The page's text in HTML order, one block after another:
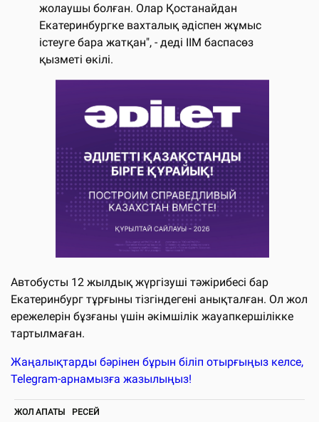
жолаушы болған. Олар Қостанайдан
Екатеринбургке вахталық әдіспен жұмыс
істеуге бара жатқан", - деді ІІМ баспасөз
қызметі өкілі.
Автобусты 12 жылдық жүргізуші тәжірибесі бар
Екатеринбург тұрғыны тізгіндегені анықталған. Ол жол
ережелерін бұзғаны үшін әкімшілік жауапкершілікке
тартылмаған.
Жаңалықтарды бәрінен бұрын біліп отырғыңыз келсе,
Telegram-арнамызға жазылыңыз!
ЖОЛ АПАТЫ РЕСЕЙ